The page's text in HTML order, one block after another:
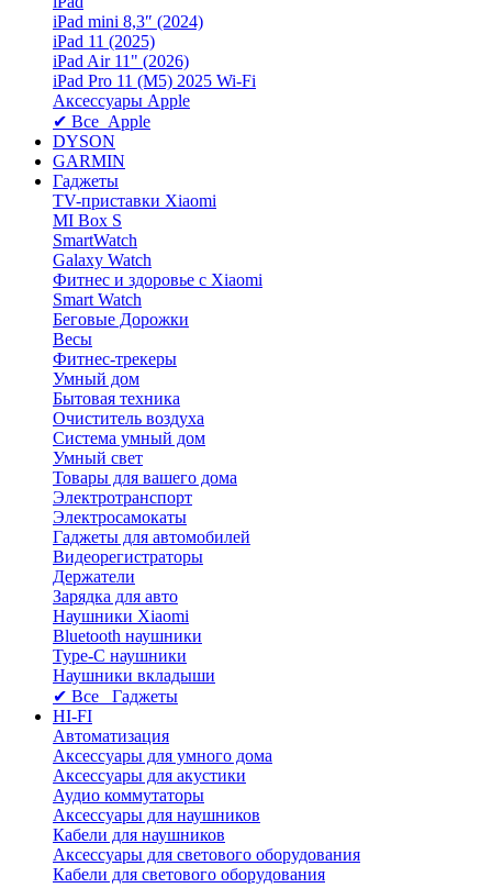
iPad mini 8,3″ (2024)
iPad 11 (2025)
iPad Air 11" (2026)
iPad Pro 11 (M5) 2025 Wi-Fi
Аксессуары Apple
✔ Все Apple
DYSON
GARMIN
Гаджеты
TV-приставки Xiaomi
MI Box S
SmartWatch
Galaxy Watch
Фитнес и здоровье с Xiaomi
Smart Watch
Беговые Дорожки
Весы
Фитнес-трекеры
Умный дом
Бытовая техника
Очиститель воздуха
Система умный дом
Умный свет
Товары для вашего дома
Электротранспорт
Электросамокаты
Гаджеты для автомобилей
Видеорегистраторы
Держатели
Зарядка для авто
Наушники Xiaomi
Bluetooth наушники
Type-C наушники
Наушники вкладыши
✔ Все Гаджеты
HI-FI
Автоматизация
Аксессуары для умного дома
Аксессуары для акустики
Аудио коммутаторы
Аксессуары для наушников
Кабели для наушников
Аксессуары для светового оборудования
Кабели для светового оборудования